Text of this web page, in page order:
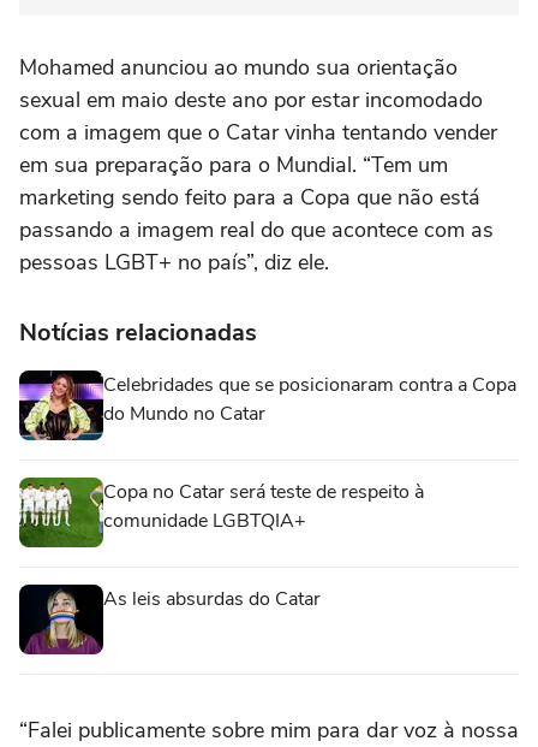
Mohamed anunciou ao mundo sua orientação
sexual em maio deste ano por estar incomodado
com a imagem que o Catar vinha tentando vender
em sua preparação para o Mundial. “Tem um
marketing sendo feito para a Copa que não está
passando a imagem real do que acontece com as
pessoas LGBT+ no país”, diz ele.
Notícias relacionadas
Celebridades que se posicionaram contra a Copa
do Mundo no Catar
Copa no Catar será teste de respeito à
comunidade LGBTQIA+
As leis absurdas do Catar
“Falei publicamente sobre mim para dar voz à nossa